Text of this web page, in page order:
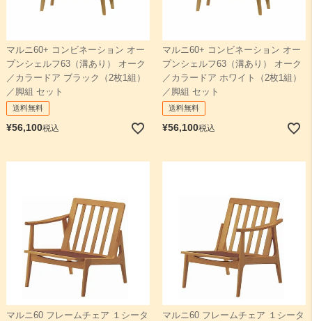
マルニ60+ コンビネーション オー
プンシェルフ63（溝あり） オーク
／カラードア ブラック（2枚1組）
／脚組 セット
送料無料
¥56,100税込
マルニ60+ コンビネーション オー
プンシェルフ63（溝あり） オーク
／カラードア ホワイト（2枚1組）
／脚組 セット
送料無料
¥56,100税込
マルニ60 フレームチェア １シータ マルニ60 フレームチェア １シータ